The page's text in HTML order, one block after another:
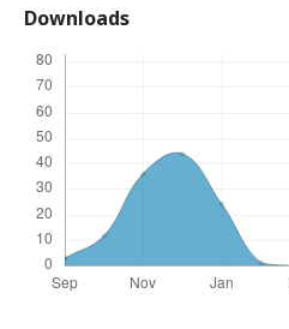
Downloads